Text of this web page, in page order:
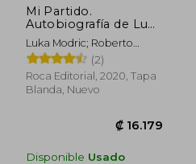
Mi Partido.
Autobiografía de Luka
Modric
Luka Modric; Roberto
Mattioni
(2)
Roca Editorial, 2020, Tapa
Blanda, Nuevo
Disponible Usado